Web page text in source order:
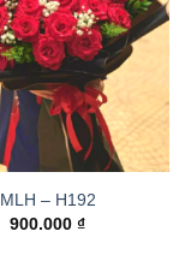
MLH – H192
900.000₫